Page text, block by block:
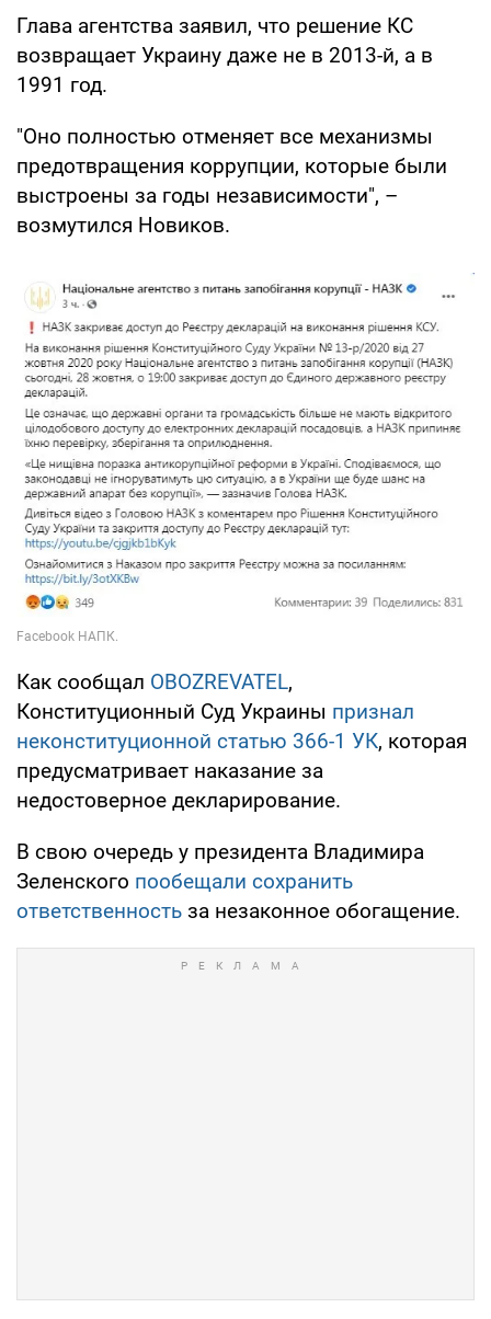
Глава агентства заявил, что решение КС
возвращает Украину даже не в 2013-й, а в
1991 год.
"Оно полностью отменяет все механизмы
предотвращения коррупции, которые были
выстроены за годы независимости", –
возмутился Новиков.
Как сообщал OBOZREVATEL,
Конституционный Суд Украины признал
неконституционной статью 366-1 УК, которая
предусматривает наказание за
недостоверное декларирование.
В свою очередь у президента Владимира
Зеленского пообещали сохранить
ответственность за незаконное обогащение.